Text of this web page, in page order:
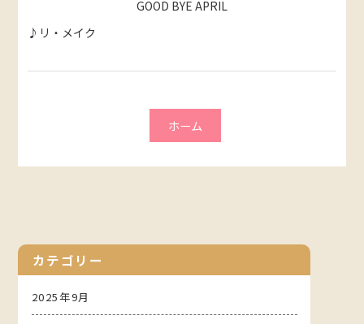
GOOD BYE APRIL
♪リ・メイク
ホーム
カテゴリー
2025年9月